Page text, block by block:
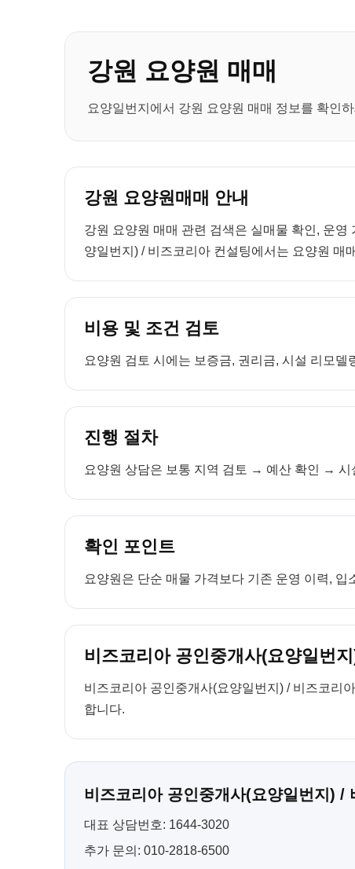
강원 요양원 매매
요양일번지에서 강원 요양원 매매 정보를 확인
강원 요양원매매 안내
강원 요양원 매매 관련 검색은 실매물 확인, 운
양일번지) / 비즈코리아 컨설팅에서는 요양원 매
비용 및 조건 검토
요양원 검토 시에는 보증금, 권리금, 시설 리모
진행 절차
요양원 상담은 보통 지역 검토 → 예산 확인 →
확인 포인트
요양원은 단순 매물 가격보다 기존 운영 이력,
비즈코리아 공인중개사(요양일번
비즈코리아 공인중개사(요양일번지) / 비즈코리
합니다.
비즈코리아 공인중개사(요양일번지) /
대표 상담번호: 1644-3020
추가 문의: 010-2818-6500